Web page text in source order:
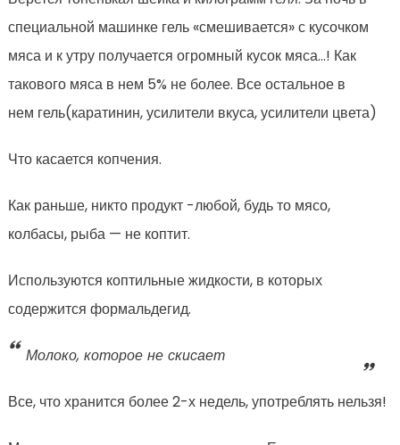
специальной машинке гель «смешивается» с кусочком
мяса и к утру получается огромный кусок мяса…! Как
такового мяса в нем 5% не более. Все остальное в
нем гель(каратинин, усилители вкуса, усилители цвета)
Что касается копчения.
Как раньше, никто продукт -любой, будь то мясо,
колбасы, рыба — не коптит.
Используются коптильные жидкости, в которых
содержится формальдегид.
Молоко, которое не скисает
Все, что хранится более 2-х недель, употреблять нельзя!